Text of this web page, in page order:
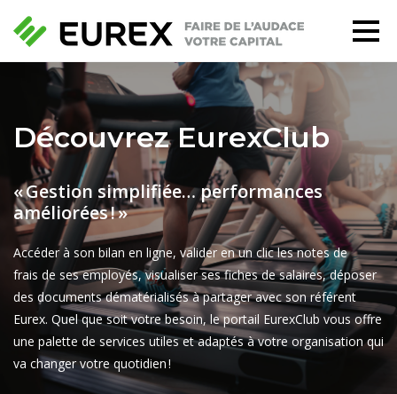
Découvrez EurexClub
« Gestion simplifiée… performances
améliorées ! »
Accéder à son bilan en ligne, valider en un clicles notes de
frais de ses employés,visualiserses fiches de salaires,déposer
des documentsdématérialisésà partager avec sonréférent
Eurex. Quel que soit votre besoin, le portail EurexClub vous offre
une palette de services utiles etadaptés à votre organisation qui
va changer votrequotidien !